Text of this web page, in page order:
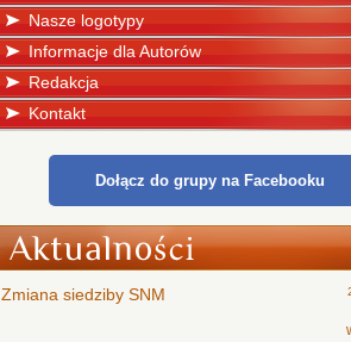
Nasze logotypy
Informacje dla Autorów
Redakcja
Kontakt
Dołącz do grupy na Facebooku
Zmiana siedziby SNM